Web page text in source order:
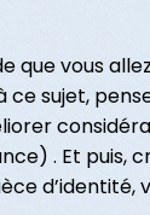
vous
sujet,
. Et puis,
d’identité,